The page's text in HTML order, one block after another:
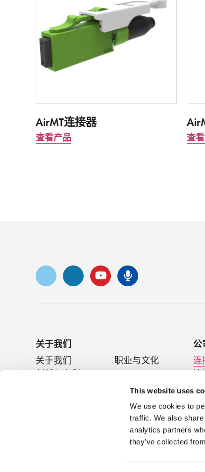
This website uses
We use cookies to
traffic. We also
analytics partners
they’ve collected
AirMT连接器
查看产品 查
Vimeo ǞǞǞ 录像带Senko 播客
关于我们
关于我们
职业与文化
创新与专利
SENKO Signal
展会/活动
公
连
无